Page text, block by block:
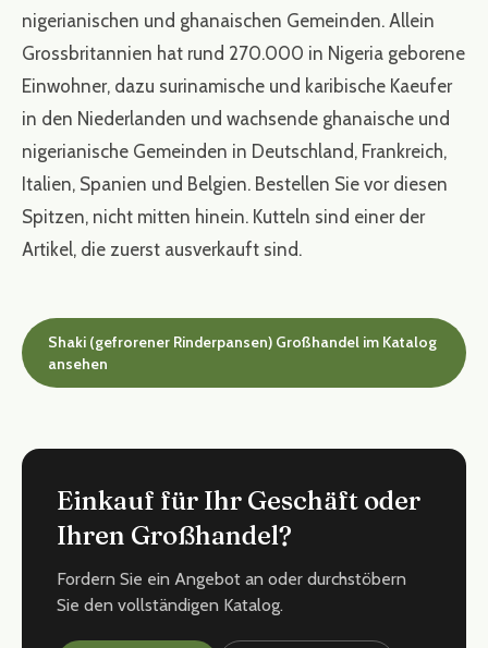
nigerianischen und ghanaischen Gemeinden. Allein
Grossbritannien hat rund 270.000 in Nigeria geborene
Einwohner, dazu surinamische und karibische Kaeufer
in den Niederlanden und wachsende ghanaische und
nigerianische Gemeinden in Deutschland, Frankreich,
Italien, Spanien und Belgien. Bestellen Sie vor diesen
Spitzen, nicht mitten hinein. Kutteln sind einer der
Artikel, die zuerst ausverkauft sind.
Shaki (gefrorener Rinderpansen) Großhandel im Katalog
ansehen
Einkauf für Ihr Geschäft oder
Ihren Großhandel?
Fordern Sie ein Angebot an oder durchstöbern
Sie den vollständigen Katalog.